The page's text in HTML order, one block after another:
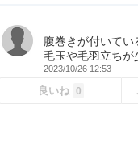
腹巻きが付いてい
毛玉や毛羽立ちが
2023/10/26 12:53
良いね 0